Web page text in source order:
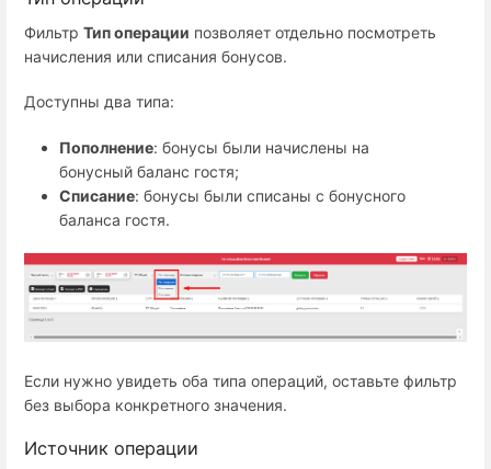
Фильтр Тип операции позволяет отдельно посмотреть
начисления или списания бонусов.
Доступны два типа:
Пополнение: бонусы были начислены на
бонусный баланс гостя;
Списание: бонусы были списаны с бонусного
баланса гостя.
Если нужно увидеть оба типа операций, оставьте фильтр
без выбора конкретного значения.
Источник операции